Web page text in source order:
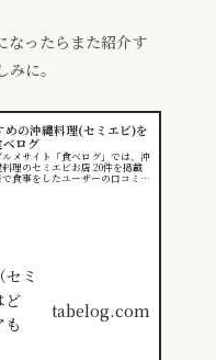
なったらまた紹介す
に。
めの沖縄料理(セミエビ)を
べログ
メサイト「食べログ」では、沖
理のセミエビお店 20件を掲載
食事をしたユーザーの口コミ、
tabelog.com